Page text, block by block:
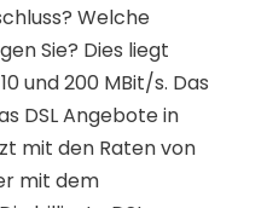
Welche
Sie? Dies liegt
und 200 MBit/s. Das
DSL Angebote in
mit den Raten von
mit dem